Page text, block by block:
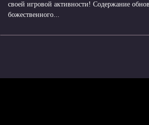
своей игровой активности! Содержание
божественного...